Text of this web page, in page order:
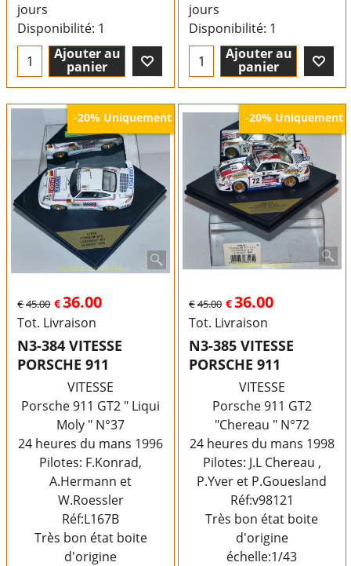
jours
Disponibilité: 1
Ajouter au
panier
jours
Disponibilité: 1
Ajouter au
panier
-20% Uniquement
€45.00 €36.00
Tot. Livraison
N3-384 VITESSE
PORSCHE 911
VITESSE
Porsche 911 GT2 " Liqui
Moly " N°37
24 heures du mans 1996
Pilotes: F.Konrad,
A.Hermann et
W.Roessler
Réf:L167B
Très bon état boite
d'origine
-20% Uniquement
€45.00 €36.00
Tot. Livraison
N3-385 VITESSE
PORSCHE 911
VITESSE
Porsche 911 GT2
"Chereau " N°72
24 heures du mans 1998
Pilotes: J.L Chereau ,
P.Yver et P.Gouesland
Réf:v98121
Très bon état boite
d'origine
échelle:1/43